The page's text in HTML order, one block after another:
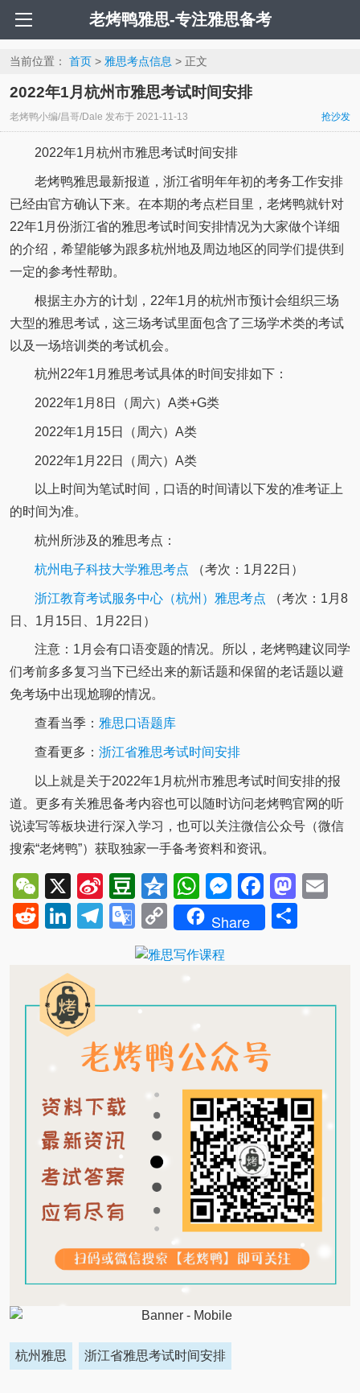
老烤鸭雅思-专注雅思备考
当前位置： 首页> 雅思考点信息 > 正文
2022年1月杭州市雅思考试时间安排
老烤鸭小编/昌哥/Dale 发布于 2021-11-13 抢沙发
2022年1月杭州市雅思考试时间安排
老烤鸭雅思最新报道，浙江省明年年初的考务工作安排
已经由官方确认下来。在本期的考点栏目里，老烤鸭就针对
22年1月份浙江省的雅思考试时间安排情况为大家做个详细
的介绍，希望能够为跟多杭州地及周边地区的同学们提供到
一定的参考性帮助。
根据主办方的计划，22年1月的杭州市预计会组织三场
大型的雅思考试，这三场考试里面包含了三场学术类的考试
以及一场培训类的考试机会。
杭州22年1月雅思考试具体的时间安排如下：
2022年1月8日（周六）A类+G类
2022年1月15日（周六）A类
2022年1月22日（周六）A类
以上时间为笔试时间，口语的时间请以下发的准考证上
的时间为准。
杭州所涉及的雅思考点：
杭州电子科技大学雅思考点 （考次：1月22日）
浙江教育考试服务中心（杭州）雅思考点 （考次：1月8
日、1月15日、1月22日）
注意：1月会有口语变题的情况。所以，老烤鸭建议同学
们考前多多复习当下已经出来的新话题和保留的老话题以避
免考场中出现尬聊的情况。
查看当季： 雅思口语题库
查看更多： 浙江省雅思考试时间安排
以上就是关于2022年1月杭州市雅思考试时间安排的报
道。更多有关雅思备考内容也可以随时访问老烤鸭官网的听
说读写等板块进行深入学习，也可以关注微信公众号（微信
搜索“老烤鸭”）获取独家一手备考资料和资讯。
WeChat
X
Sina
Weibo
Douban
QzoneWhatsApp
Messenger
RedditLinkedIn
Telegram
Google
Translate
Copy
Link
Share
杭州雅思 浙江省雅思考试时间安排